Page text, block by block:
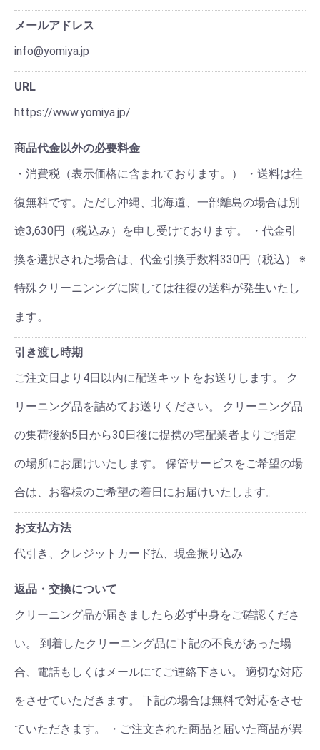
メールアドレス
info@yomiya.jp
URL
https://www.yomiya.jp/
商品代金以外の必要料金
・消費税（表示価格に含まれております。） ・送料は往
復無料です。ただし沖縄、北海道、一部離島の場合は別
途3,630円（税込み）を申し受けております。 ・代金引
換を選択された場合は、代金引換手数料330円（税込） ※
特殊クリーニンングに関しては往復の送料が発生いたし
ます。
引き渡し時期
ご注文日より4日以内に配送キットをお送りします。 ク
リーニング品を詰めてお送りください。 クリーニング品
の集荷後約5日から30日後に提携の宅配業者よりご指定
の場所にお届けいたします。 保管サービスをご希望の場
合は、お客様のご希望の着日にお届けいたします。
お支払方法
代引き、クレジットカード払、現金振り込み
返品・交換について
クリーニング品が届きましたら必ず中身をご確認くださ
い。 到着したクリーニング品に下記の不良があった場
合、電話もしくはメールにてご連絡下さい。 適切な対応
をさせていただきます。 下記の場合は無料で対応をさせ
ていただきます。 ・ご注文された商品と届いた商品が異